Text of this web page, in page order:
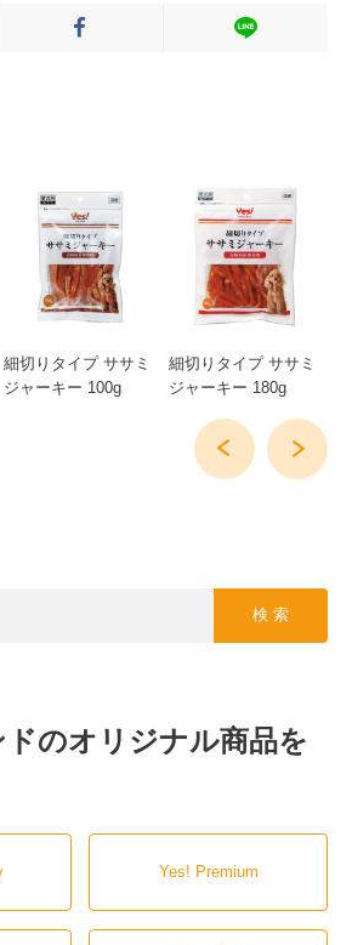
FacebookでシェアするLINEでシェ
細切りタイプ ササミ
ジャーキー 100g
細切りタイプ ササミ
ジャーキー 180g
検 索
のオリジナル商品を
Yes! Premium